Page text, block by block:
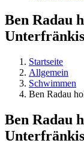
Ben Radau
Startseite
Allgemein
Schwimmen
Ben Radau
Ben Radau